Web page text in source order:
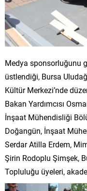
Medya sponsorluğunu
üstlendiği, Bursa
Kültür Merkezi’nde
Bakan Yardımcısı
İnşaat Mühendisliği
Doğangün, İnşaat
Serdar Atilla Erdem,
Şirin Rodoplu Şimşek,
Topluluğu üyeleri,